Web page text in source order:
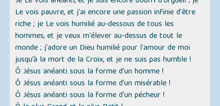
Le vois pauvre, et j'ai encore une passion infinie d'être
riche ; je Le vois humilié au-dessous de tous les
hommes, et je veux m'élever au-dessus de tout le
monde ; j'adore un Dieu humilié pour l'amour de moi
jusqu’à la mort de la Croix, et je ne suis pas humble !
Ô Jésus anéanti sous la forme d'un homme !
Ô Jésus anéanti sous la forme d'un misérable !
Ô Jésus anéanti sous la forme d'un pécheur !